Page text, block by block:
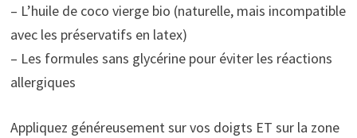
– L’huile de coco vierge bio (naturelle, mais incompatible
avec les préservatifs en latex)
– Les formules sans glycérine pour éviter les réactions
allergiques
Appliquez généreusement sur vos doigts ET sur la zone